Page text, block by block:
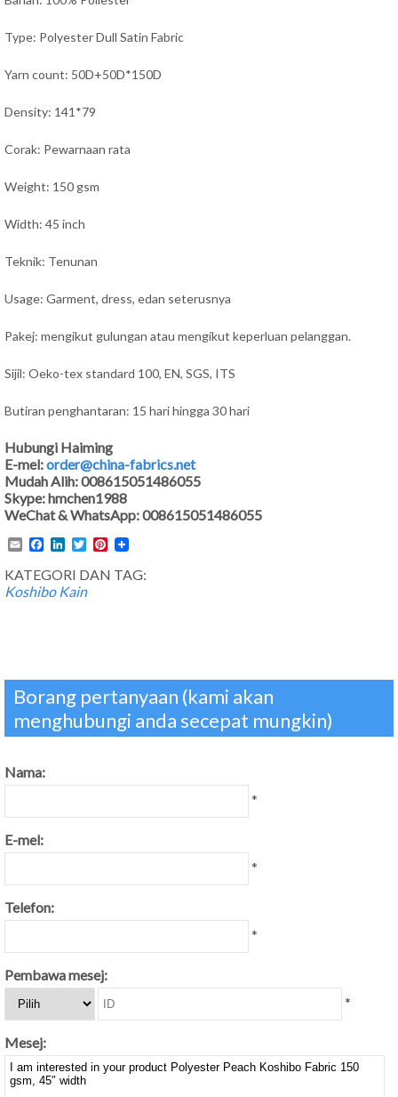
Type: Polyester Dull Satin Fabric
Yarn count: 50D+50D*150D
Density: 141*79
Corak: Pewarnaan rata
Weight: 150 gsm
Width: 45 inch
Teknik: Tenunan
Usage: Garment, dress, edan seterusnya
Pakej: mengikut gulungan atau mengikut keperluan pelanggan.
Sijil: Oeko-tex standard 100, EN, SGS, ITS
Butiran penghantaran: 15 hari hingga 30 hari
Hubungi Haiming
E-mel:order@china-fabrics.net
Mudah Alih: 008615051486055
Skype: hmchen1988
WeChat & WhatsApp: 008615051486055
EmailFacebook
LinkedIn
TwitterPinterest
KATEGORI DAN TAG:
Koshibo Kain
Borang pertanyaan (kami akan
menghubungi anda secepat mungkin)
Nama:
*
E-mel:
*
Telefon:
*
Pembawa mesej:
*
Mesej: